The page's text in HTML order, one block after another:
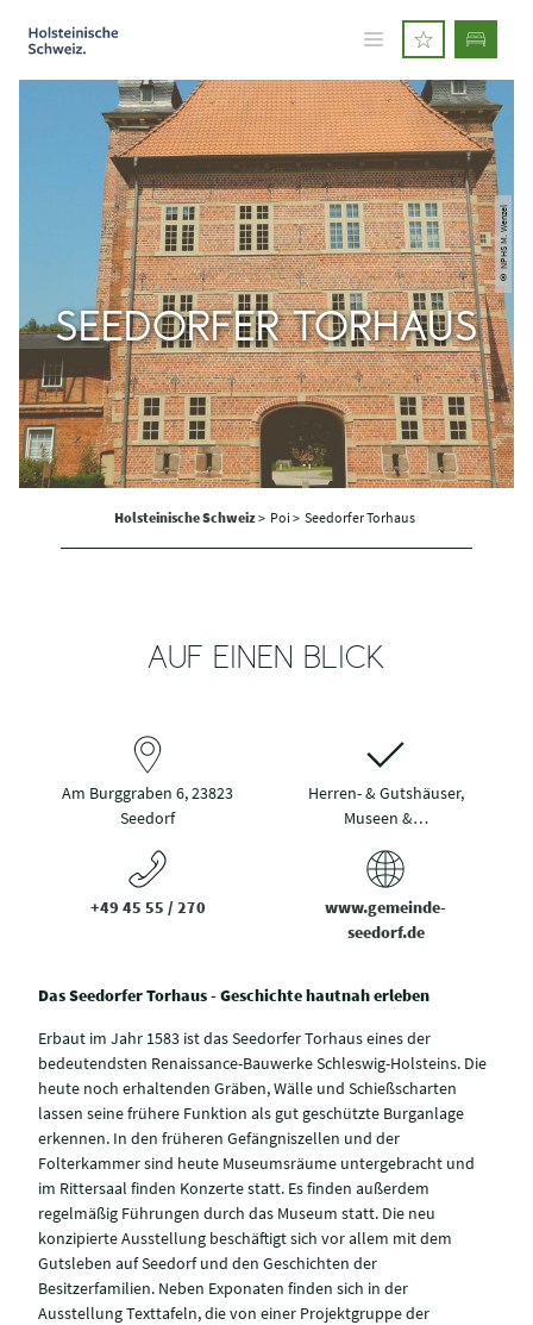
© NPHS M. Wenzel
SEEDORFER TORHAUS
Holsteinische Schweiz> Poi > Seedorfer Torhaus
AUF EINEN BLICK
Am Burggraben 6, 23823
Seedorf
Herren- & Gutshäuser,
Museen &…
+49 45 55 / 270
www.gemeinde-
seedorf.de
Das Seedorfer Torhaus - Geschichte hautnah erleben
Erbaut im Jahr 1583 ist das Seedorfer Torhaus eines der
bedeutendsten Renaissance-Bauwerke Schleswig-Holsteins. Die
heute noch erhaltenden Gräben, Wälle und Schießscharten
lassen seine frühere Funktion als gut geschützte Burganlage
erkennen. In den früheren Gefängniszellen und der
Folterkammer sind heute Museumsräume untergebracht und
im Rittersaal finden Konzerte statt. Es finden außerdem
regelmäßig Führungen durch das Museum statt. Die neu
konzipierte Ausstellung beschäftigt sich vor allem mit dem
Gutsleben auf Seedorf und den Geschichten der
Besitzerfamilien. Neben Exponaten finden sich in der
Ausstellung Texttafeln, die von einer Projektgruppe der